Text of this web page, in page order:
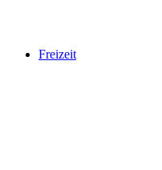
Freizeit